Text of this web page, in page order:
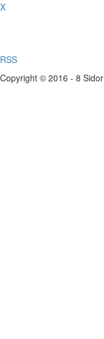
X
RSS
Copyright © 2016 - 8 Sidor